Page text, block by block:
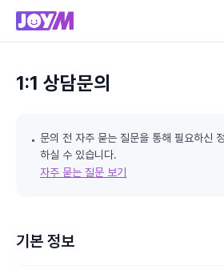
1:1 상담문의
문의 전 자주 묻는 질문을 통해 필요하신
하실 수 있습니다.
자주 묻는 질문 보기
기본 정보